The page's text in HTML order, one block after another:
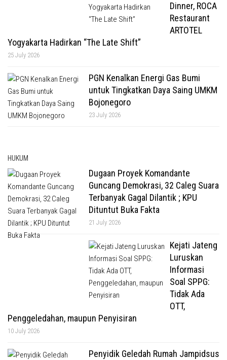
Dinner, ROCA
Restaurant
ARTOTEL
Yogyakarta Hadirkan “The Late Shift”
25 July 2026
PGN Kenalkan Energi Gas Bumi
untuk Tingkatkan Daya Saing UMKM
Bojonegoro
23 July 2026
HUKUM
Dugaan Proyek Komandante
Guncang Demokrasi, 32 Caleg Suara
Terbanyak Gagal Dilantik ; KPU
Dituntut Buka Fakta
21 July 2026
Kejati Jateng
Luruskan
Informasi
Soal SPPG:
Tidak Ada
OTT,
Penggeledahan, maupun Penyisiran
10 July 2026
Penyidik Geledah Rumah Jampidsus